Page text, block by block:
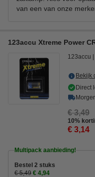
van een van onze
123accu Xtreme Power
123accu
Bekijk
Direct
€ 3,49
10%
€ 3,14
Multipack aanbieding!
Bestel 2 stuks
€ 5,49 € 4,94